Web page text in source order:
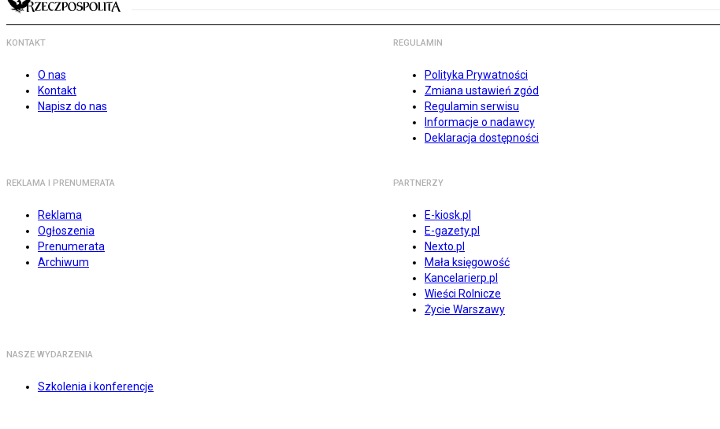
KONTAKT
O nas
Kontakt
Napisz do nas
REGULAMIN
Polityka Prywatności
Zmiana ustawień zgód
Regulamin serwisu
Informacje o nadawcy
Deklaracja dostępności
REKLAMA I PRENUMERATA
Reklama
Ogłoszenia
Prenumerata
Archiwum
PARTNERZY
E-kiosk.pl
E-gazety.pl
Nexto.pl
Mała księgowość
Kancelarierp.pl
Wieści Rolnicze
Życie Warszawy
NASZE WYDARZENIA
Szkolenia i konferencje